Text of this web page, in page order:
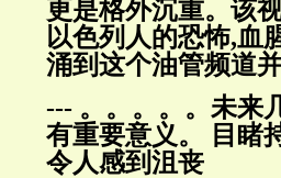
更是格外沉重。该
以色列人的恐怖,血
涌到这个油管频道
--- 。。。。。未来
有重要意义。 目睹
令人感到沮丧